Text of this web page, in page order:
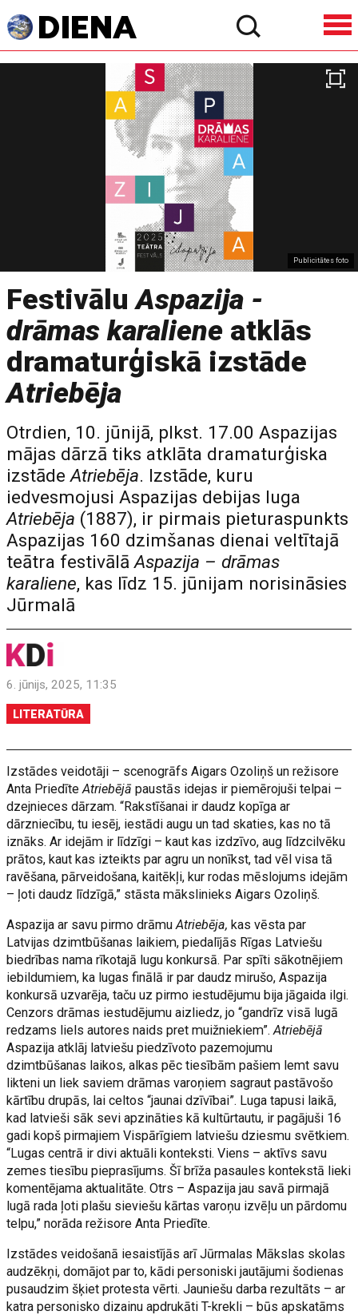
Publicitātes foto
FestivāluAspazija -
drāmas karaliene atklās
dramaturģiskā izstāde
Atriebēja
Otrdien, 10. jūnijā, plkst. 17.00 Aspazijas
mājas dārzā tiks atklāta dramaturģiska
izstādeAtriebēja. Izstāde, kuru
iedvesmojusi Aspazijas debijas luga
Atriebēja (1887), ir pirmais pieturaspunkts
Aspazijas 160 dzimšanas dienai veltītajā
teātra festivālāAspazija – drāmas
karaliene, kas līdz 15. jūnijam norisināsies
Jūrmalā
6. jūnijs, 2025, 11:35
LITERATŪRA
Izstādes veidotāji – scenogrāfs Aigars Ozoliņš un režisore
Anta PriedīteAtriebējāpaustās idejas ir piemērojuši telpai –
dzejnieces dārzam. “Rakstīšanai ir daudz kopīga ar
dārzniecību, tu iesēj, iestādi augu un tad skaties, kas no tā
iznāks. Ar idejām ir līdzīgi – kaut kas izdzīvo, aug līdzcilvēku
prātos, kaut kas izteikts par agru un nonīkst, tad vēl visa tā
ravēšana, pārveidošana, kaitēkļi, kur rodas mēslojums idejām
– ļoti daudz līdzīgā,” stāsta mākslinieks Aigars Ozoliņš.
Aspazija ar savu pirmo drāmuAtriebēja, kas vēsta par
Latvijas dzimtbūšanas laikiem, piedalījās Rīgas Latviešu
biedrības nama rīkotajā lugu konkursā. Par spīti sākotnējiem
iebildumiem, ka lugas finālā ir par daudz mirušo, Aspazija
konkursā uzvarēja, taču uz pirmo iestudējumu bija jāgaida ilgi.
Cenzors drāmas iestudējumu aizliedz, jo “gandrīz visā lugā
redzams liels autores naids pret muižniekiem”.Atriebējā
Aspazija atklāj latviešu piedzīvoto pazemojumu
dzimtbūšanas laikos, alkas pēc tiesībām pašiem lemt savu
likteni un liek saviem drāmas varoņiem sagraut pastāvošo
kārtību drupās, lai celtos “jaunai dzīvībai”. Luga tapusi laikā,
kad latvieši sāk sevi apzināties kā kultūrtautu, ir pagājuši 16
gadi kopš pirmajiem Vispārīgiem latviešu dziesmu svētkiem.
“Lugas centrā ir divi aktuāli konteksti. Viens – aktīvs savu
zemes tiesību pieprasījums. Šī brīža pasaules kontekstā lieki
komentējama aktualitāte. Otrs – Aspazija jau savā pirmajā
lugā rada ļoti plašu sieviešu kārtas varoņu izvēļu un pārdomu
telpu,” norāda režisore Anta Priedīte.
Izstādes veidošanā iesaistījās arī Jūrmalas Mākslas skolas
audzēkņi, domājot par to, kādi personiski jautājumi šodienas
pusaudzim šķiet protesta vērti. Jauniešu darba rezultāts – ar
katra personisko dizainu apdrukāti T-krekli – būs apskatāms